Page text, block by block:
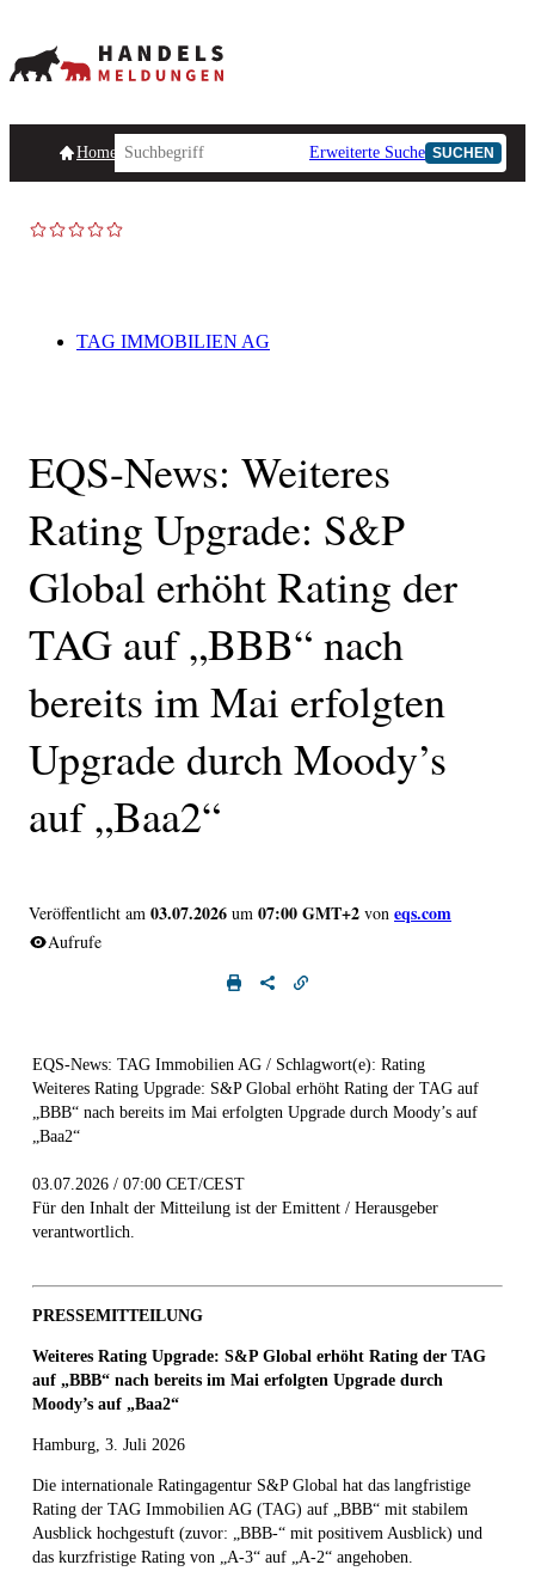
HomepageHandelsmeldungen Ad-Hoc-Meldungen
Erweiterte Suche SUCHEN
TAG IMMOBILIEN AG
EQS-News: Weiteres
Rating Upgrade: S&P
Global erhöht Rating der
TAG auf „BBB“ nach
bereits im Mai erfolgten
Upgrade durch Moody’s
auf „Baa2“
Veröffentlicht am 03.07.2026 um 07:00 GMT+2 von eqs.com
Aufrufe
EQS-News: TAG Immobilien AG / Schlagwort(e): Rating
Weiteres Rating Upgrade: S&P Global erhöht Rating der TAG auf
„BBB“ nach bereits im Mai erfolgten Upgrade durch Moody’s auf
„Baa2“
03.07.2026 / 07:00 CET/CEST
Für den Inhalt der Mitteilung ist der Emittent / Herausgeber
verantwortlich.
PRESSEMITTEILUNG
Weiteres Rating Upgrade: S&P Global erhöht Rating der TAG
auf „BBB“ nach bereits im Mai erfolgten Upgrade durch
Moody’s auf „Baa2“
Hamburg, 3. Juli 2026
Die internationale Ratingagentur S&P Global hat das langfristige
Rating der TAG Immobilien AG (TAG) auf „BBB“ mit stabilem
Ausblick hochgestuft (zuvor: „BBB-“ mit positivem Ausblick) und
das kurzfristige Rating von „A-3“ auf „A-2“ angehoben.